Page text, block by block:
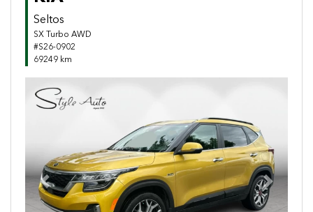
Seltos
SX Turbo AWD
#S26-0902
69249 km
Previous Next